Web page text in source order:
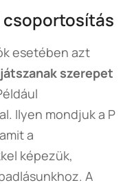
csoportosítás
esetében azt
szerepet
Ilyen mondjuk a P
a
képezük,
A